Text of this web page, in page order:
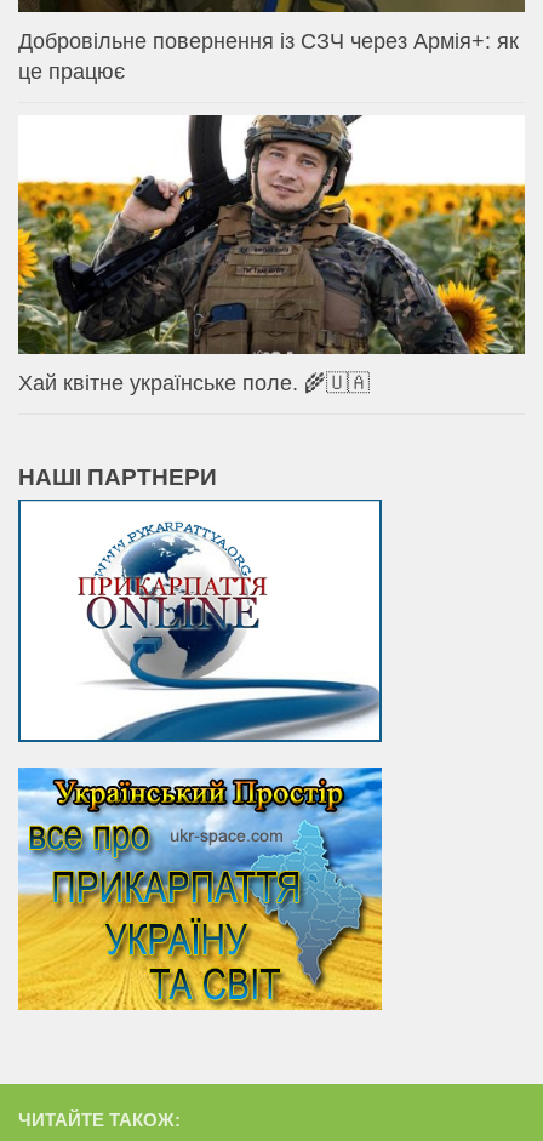
Добровільне повернення із СЗЧ через Армія+: як
це працює
Хай квітне українське поле. 🌾🇺🇦
НАШІ ПАРТНЕРИ
ЧИТАЙТЕ ТАКОЖ: